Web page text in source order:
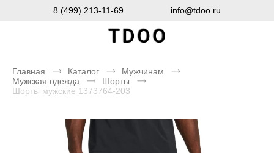
8 (499) 213-11-69 info@tdoo.ru
Главная Каталог
Мужчинам
Мужская одежда
Шорты
Шорты мужские 1373764-203